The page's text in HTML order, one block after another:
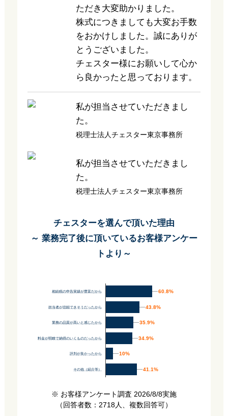
ただき大変助かりました。
株式につきましても大変お手数
をおかけしました。誠にありが
とうございました。
チェスター様にお願いして心か
ら良かったと思っております。
私が担当させていただきまし
た。
税理士法人チェスター東京事務所
私が担当させていただきまし
た。
税理士法人チェスター東京事務所
チェスターを選んで頂いた理由
～ 業務完了後に頂いているお客様アンケー
トより～
相続税の申告実績が豊富だから
担当者が信頼できそうだったから
業務の品質が高いと感じたから
料金が明瞭で納得のいくものだったから
評判が良かったから
その他（紹介等）
60.8%
60.8%
43.8%
43.8%
35.9%
35.9%
34.9%
34.9%
10%
10%
41.1%
41.1%
※ お客様アンケート調査 2026/8/8実施
（回答者数：2718人、複数回答可）